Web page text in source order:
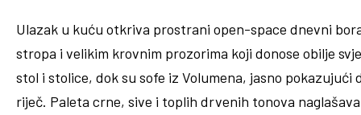
Ulazak u kuću otkriva prostrani open-space dnevni
stropa i velikim krovnim prozorima koji donose obilje
stol i stolice, dok su sofe iz Volumena, jasno pokazujući
riječ. Paleta crne, sive i toplih drvenih tonova